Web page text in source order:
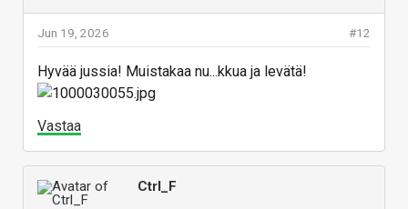
#12
Jun 19, 2026
Hyvää jussia! Muistakaa nu...kkua ja levätä!
Vastaa
Ctrl_F